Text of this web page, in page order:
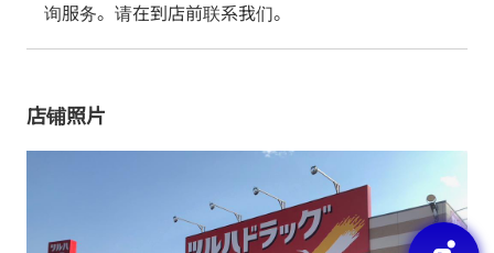
询服务。请在到店前联系我们。
店铺照片